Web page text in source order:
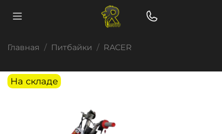
Главная Питбайки RACER
На складе